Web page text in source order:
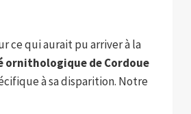
ce qui aurait pu arriver à la
ornithologique de Cordoue
à sa disparition. Notre